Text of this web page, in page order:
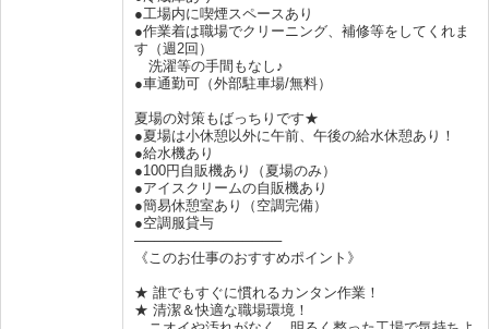
●工場内に喫煙スペースあり
●作業着は職場でクリーニング、補修等をしてくれま
す（週2回）
洗濯等の手間もなし♪
●車通勤可（外部駐車場/無料）
夏場の対策もばっちりです★
●夏場は小休憩以外に午前、午後の給水休憩あり！
●給水機あり
●100円自販機あり（夏場のみ）
●アイスクリームの自販機あり
●簡易休憩室あり（空調完備）
●空調服貸与
───────────────
《このお仕事のおすすめポイント》
★ 誰でもすぐに慣れるカンタン作業！
★ 清潔＆快適な職場環境！